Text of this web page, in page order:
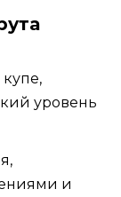
уровень
и